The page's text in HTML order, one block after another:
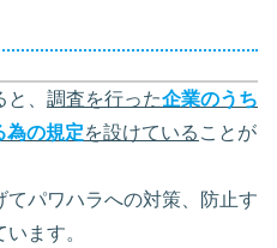
、 調査を行った企業のうち
為の規定を設けている ことが
パワハラへの対策、防止す
ます。